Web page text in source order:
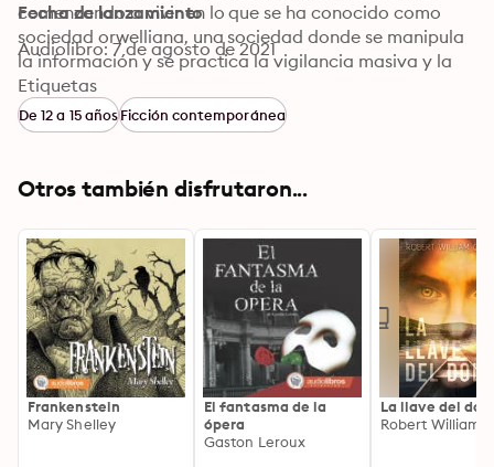
comenzando a vivir en lo que se ha conocido como
sociedad orwelliana, una sociedad donde se manipula
la información y se practica la vigilancia masiva y la
represión política y social."
Fecha de lanzamiento
Audiolibro: 7 de agosto de 2021
Etiquetas
De 12 a 15 añosFicción contemporánea
Otros también disfrutaron...
Frankenstein
Mary Shelley
El fantasma de la
ópera
Gaston Leroux
La llave del